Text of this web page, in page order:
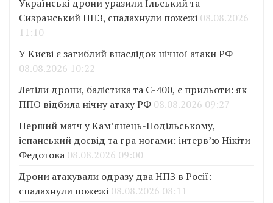
Українські дрони уразили Ільський та
Сизранський НПЗ, спалахнули пожежі 08.08.2026
11:10
У Києві є загиблий внаслідок нічної атаки РФ
08.08.2026 10:22
Летіли дрони, балістика та С-400, є прильоти: як
ППО відбила нічну атаку РФ 08.08.2026 09:27
Перший матч у Кам’янець-Подільському,
іспанський досвід та гра ногами: інтерв’ю Нікіти
Федотова 08.08.2026 09:00
Дрони атакували одразу два НПЗ в Росії:
спалахнули пожежі 08.08.2026 08:11